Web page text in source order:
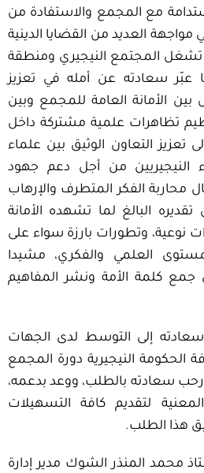
مع المجمع والاستفادة من
مواجهة العديد من القضايا الدينية
تشغل المجتمع النيجيري ومنطقة
عبّر سعادته عن أمله في تعزيز
بين الأمانة العامة للمجمع وبين
تظاهرات علمية مشتركة داخل
تعزيز التعاون الوثيق بين علماء
النيجيريين من أجل دعم جهود
محاربة الفكر المتطرف والإرهاب
البالغ لما تشهده الأمانة
نوعية، وتطورات بارزة سواء على
العلمي والفكري، مشيدا
جمع كلمة الأمة ونشر المفاهيم
سعادته إلى التوسط لدى الجهات
النيجيرية دورة المجمع
رحب سعادته بالطلب، ووعد بدعمه،
لتقديم كافة التسهيلات
هذا الطلب.
محمد المنذر الشوك مدير إدارة